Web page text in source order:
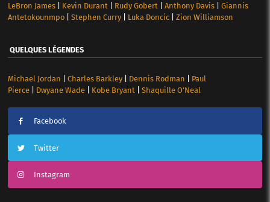
LeBron James| Kevin Durant Rudy Gobert Anthony Davis| Giannis
Antetokounmpo| Stephen Curry| Luka Doncic| Zion Williamson
QUELQUES LÉGENDES
Michael Jordan Charles Barkley| Dennis Rodman
Paul
Pierce| Dwyane Wade| Kobe Bryant| Shaquille O’Neal
Facebook
Twitter
Instagram